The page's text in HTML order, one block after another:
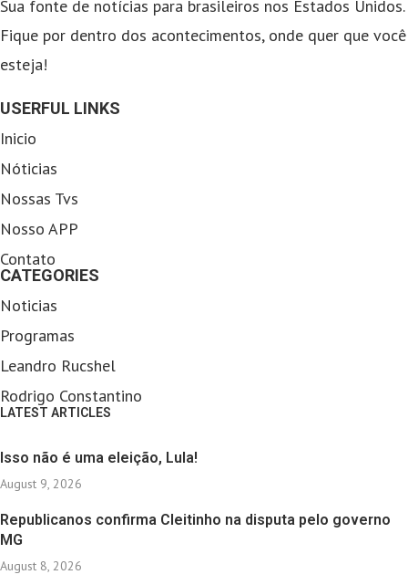
Sua fonte de notícias para brasileiros nos Estados Unidos.
Fique por dentro dos acontecimentos, onde quer que você
esteja!
USERFUL LINKS
Inicio
Nóticias
Nossas Tvs
Nosso APP
Contato
CATEGORIES
Noticias
Programas
Leandro Rucshel
Rodrigo Constantino
LATEST ARTICLES
Isso não é uma eleição, Lula!
August 9, 2026
Republicanos confirma Cleitinho na disputa pelo governo
MG
August 8, 2026